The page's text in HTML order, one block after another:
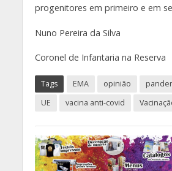
progenitores em primeiro e em
Nuno Pereira da Silva
Coronel de Infantaria na Reserva
Tags EMA opinião
UE
vacina anti-covid